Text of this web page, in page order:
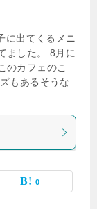
に出てくるメニ
ました。 8月に
のカフェのこ
もあるそうな
0